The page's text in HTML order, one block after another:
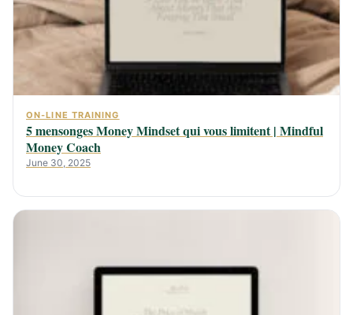
ON-LINE TRAINING
5 mensonges Money Mindset qui vous limitent | Mindful
Money Coach
June 30, 2025